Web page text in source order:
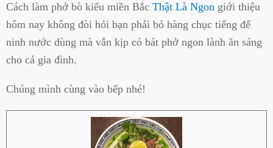
Cách làm phở bò kiểu miền Bắc Thật Là Ngon giới thiệu
hôm nay không đòi hỏi bạn phải bỏ hàng chục tiếng để
ninh nước dùng mà vẫn kịp có bát phở ngon lành ăn sáng
cho cả gia đình.
Chúng mình cùng vào bếp nhé!